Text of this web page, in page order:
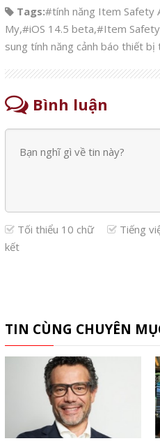
Tags:#tính năng Item Safety
My,#iOS 14.5 beta,#Item
sung tính năng cảnh báo thiết bị
Bình luận
Tối thiểu 10 chữ Tiếng
kết
TIN CÙNG CHUYÊN